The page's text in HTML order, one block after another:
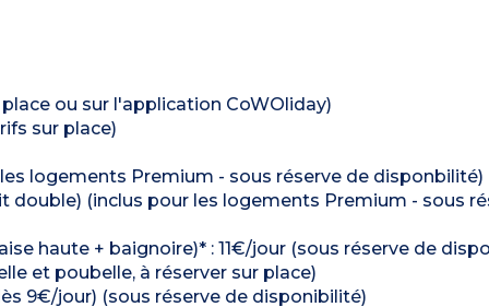
ou sur l'application CoWOliday)
sur place)
logements Premium - sous réserve de disponbilité)
double) (inclus pour les logements Premium - sous
haute + baignoire)* : 11€/jour (sous réserve de
et poubelle, à réserver sur place)
9€/jour) (sous réserve de disponibilité)